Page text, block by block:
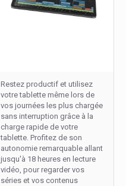
Restez productif et utilisez
votre tablette même lors de
vos journées les plus chargée
sans interruption grâce à la
charge rapide de votre
tablette. Profitez de son
autonomie remarquable allant
jusqu'à 18 heures en lecture
vidéo, pour regarder vos
séries et vos contenus